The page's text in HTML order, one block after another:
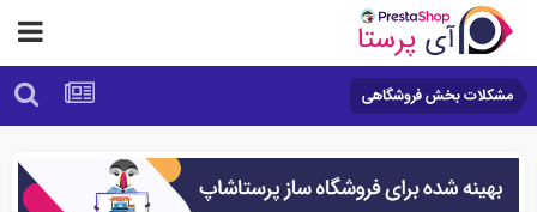
مشکلات بخش فروشگاهی